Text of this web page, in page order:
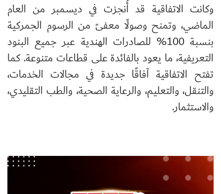
وكانت الاتفاقية قد أُنجزت في ديسمبر من العام
الماضي، وتمنح وصولًا معفىً من الرسوم الجمركية
بنسبة 100% للصادرات الهندية عبر جميع البنود
التعريفية، ما يعود بالفائدة على قطاعات متنوعة. كما
تفتح الاتفاقية آفاقًا جديدة في مجالات الخدمات،
والتنقل، والتعليم، والرعاية الصحية، والطب التقليدي،
والاستثمار.